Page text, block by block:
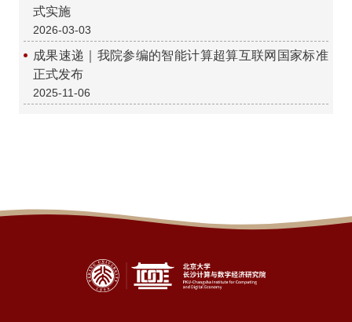
式实施
2026-03-03
成果速递｜我院参编的智能计算超算互联网国家标准
正式发布
2025-11-06